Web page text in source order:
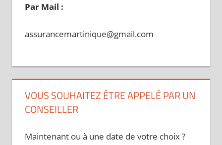
Par Mail :
assurancemartinique@gmail.com
VOUS SOUHAITEZ ÊTRE APPELÉ PAR UN
CONSEILLER
Maintenant ou à une date de votre choix ?